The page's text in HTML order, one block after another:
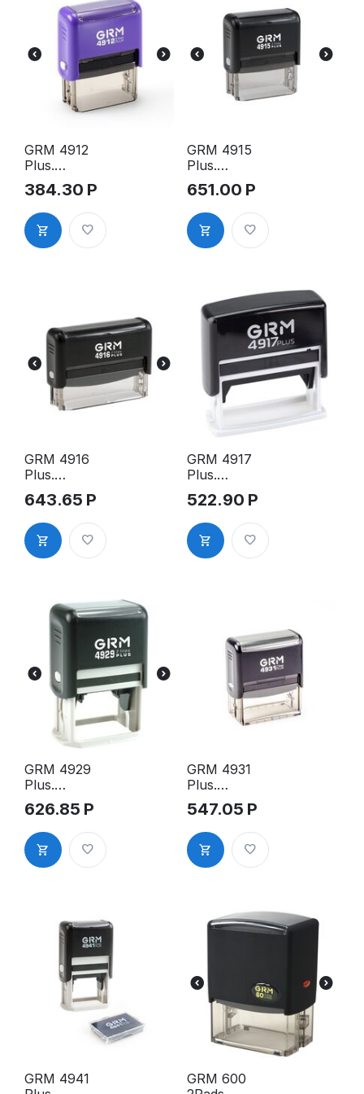
GRM 4912
Plus.
Оснастка
для штампа,
47х18мм,
фиолетовый
корпус
384.30 Р
GRM 4915
Plus.
Оснастка
для штампа,
65х25мм,
чёрный
корпус
651.00 Р
GRM 4916
Plus.
Оснастка
для штампа,
70х10мм,
чёрный
корпус
643.65 Р
GRM 4917
Plus.
Оснастка
для штампа,
50х10мм,
чёрный
корпус
522.90 Р
GRM 4929
Plus.
Оснастка
для штампа,
50х30мм,
чёрный
корпус
626.85 Р
GRM 4931
Plus.
Оснастка
для штампа,
69х30мм,
чёрный
корпус
547.05 Р
GRM 4941
GRM 600